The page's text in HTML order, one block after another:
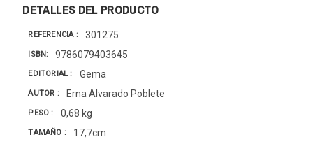
DETALLES DEL PRODUCTO
REFERENCIA 301275
ISBN 9786079403645
EDITORIAL Gema
AUTOR Erna Alvarado Poblete
PESO 0,68 kg
TAMAÑO 17,7cm